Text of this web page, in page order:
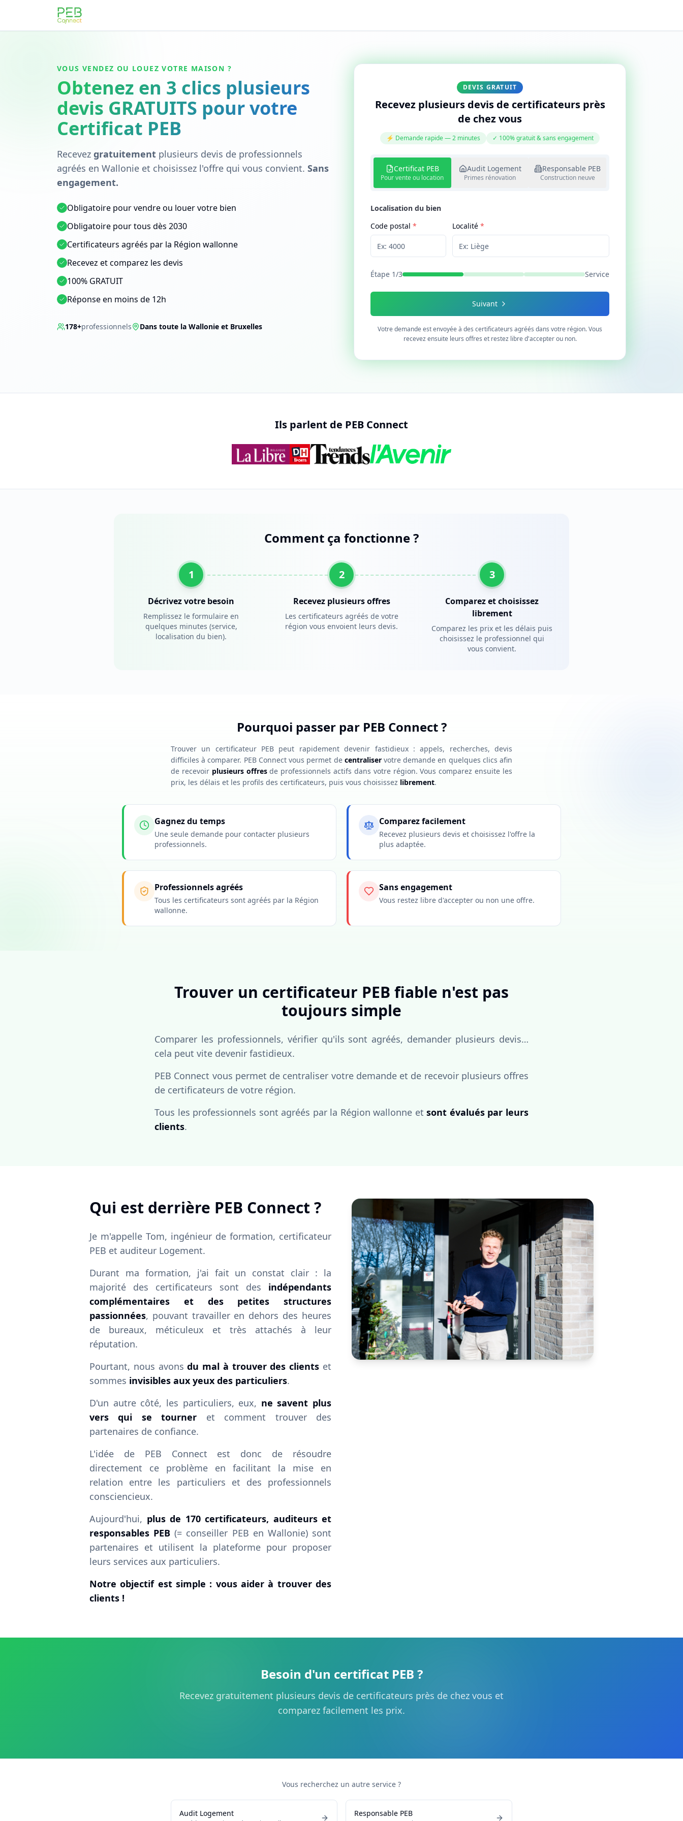
VOUS VENDEZ OU LOUEZ VOTRE MAISON ?
Obtenez en 3 clics plusieurs
devis GRATUITS pour votre
Certificat PEB
Recevez gratuitement plusieurs devis de professionnels
agréés en Wallonie et choisissez l'offre qui vous convient. Sans
engagement.
Obligatoire pour vendre ou louer votre bien
Obligatoire pour tous dès 2030
Certificateurs agréés par la Région wallonne
Recevez et comparez les devis
100% GRATUIT
Réponse en moins de 12h
178+professionnels Dans toute la Wallonie et Bruxelles
DEVIS GRATUIT
Recevez plusieurs devis de certificateurs près
de chez vous
⚡ Demande rapide — 2 minutes ✓ 100% gratuit & sans engagement
Certificat PEB
Pour vente ou location
Audit Logement
Primes rénovation
Responsable PEB
Construction neuve
Localisation du bien
Code postal * Localité *
Étape 1/3 Service
Suivant
Votre demande est envoyée à des certificateurs agréés dans votre région. Vous
recevez ensuite leurs offres et restez libre d'accepter ou non.
Ils parlent de PEB Connect
Comment ça fonctionne ?
1
Décrivez votre besoin
Remplissez le formulaire en
quelques minutes (service,
localisation du bien).
2
Recevez plusieurs offres
Les certificateurs agréés de votre
région vous envoient leurs devis.
3
Comparez et choisissez
librement
Comparez les prix et les délais puis
choisissez le professionnel qui
vous convient.
Pourquoi passer par PEB Connect ?
Trouver un certificateur PEB peut rapidement devenir fastidieux : appels, recherches, devis
difficiles à comparer. PEB Connect vous permet de centraliservotre demande en quelques clics afin
de recevoir plusieurs offresde professionnels actifs dans votre région. Vous comparez ensuite les
prix, les délais et les profils des certificateurs, puis vous choisissez librement.
Gagnez du temps
Une seule demande pour contacter plusieurs
professionnels.
Comparez facilement
Recevez plusieurs devis et choisissez l'offre la
plus adaptée.
Professionnels agréés
Tous les certificateurs sont agréés par la Région
wallonne.
Sans engagement
Vous restez libre d'accepter ou non une offre.
Trouver un certificateur PEB fiable n'est pas
toujours simple
Comparer les professionnels, vérifier qu'ils sont agréés, demander plusieurs devis…
cela peut vite devenir fastidieux.
PEB Connect vous permet de centraliser votre demande et de recevoir plusieurs offres
de certificateurs de votre région.
Tous les professionnels sont agréés par la Région wallonne etsont évalués par leurs
clients.
Qui est derrière PEB Connect ?
Je m'appelle Tom, ingénieur de formation, certificateur
PEB et auditeur Logement.
Durant ma formation, j'ai fait un constat clair : la
majorité des certificateurs sont des indépendants
complémentaires et des petites structures
passionnées, pouvant travailler en dehors des heures
de bureaux, méticuleux et très attachés à leur
réputation.
Pourtant, nous avonsdu mal à trouver des clients et
sommes invisibles aux yeux des particuliers.
D'un autre côté, les particuliers, eux, ne savent plus
vers qui se tourner et comment trouver des
partenaires de confiance.
L'idée de PEB Connect est donc de résoudre
directement ce problème en facilitant la mise en
relation entre les particuliers et des professionnels
consciencieux.
Aujourd'hui, plus de 170 certificateurs, auditeurs et
responsables PEB (= conseiller PEB en Wallonie) sont
partenaires et utilisent la plateforme pour proposer
leurs services aux particuliers.
Notre objectif est simple : vous aider à trouver des
clients !
Besoin d'un certificat PEB ?
Recevez gratuitement plusieurs devis de certificateurs près de chez vous et
comparez facilement les prix.
Vous recherchez un autre service ?
Audit Logement Responsable PEB